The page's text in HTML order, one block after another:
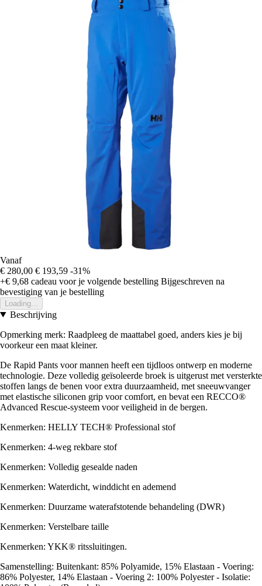
Vanaf
€ 280,00 € 193,59 -31%
+€ 9,68 cadeau voor je volgende bestelling Bijgeschreven na
bevestiging van je bestelling
Loading...
Beschrijving
Opmerking merk: Raadpleeg de maattabel goed, anders kies je bij
voorkeur een maat kleiner.
De Rapid Pants voor mannen heeft een tijdloos ontwerp en moderne
technologie. Deze volledig geïsoleerde broek is uitgerust met versterkte
stoffen langs de benen voor extra duurzaamheid, met sneeuwvanger
met elastische siliconen grip voor comfort, en bevat een RECCO®
Advanced Rescue-systeem voor veiligheid in de bergen.
Kenmerken: HELLY TECH® Professional stof
Kenmerken: 4-weg rekbare stof
Kenmerken: Volledig gesealde naden
Kenmerken: Waterdicht, winddicht en ademend
Kenmerken: Duurzame waterafstotende behandeling (DWR)
Kenmerken: Verstelbare taille
Kenmerken: YKK® ritssluitingen.
Samenstelling: Buitenkant: 85% Polyamide, 15% Elastaan - Voering:
86% Polyester, 14% Elastaan - Voering 2: 100% Polyester - Isolatie: